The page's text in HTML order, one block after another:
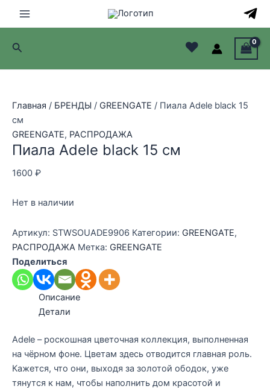
Main
Menu
Поиск ♥
Главная / БРЕНДЫ / GREENGATE / Пиала Adele black 15
см
GREENGATE, РАСПРОДАЖА
Пиала Adele black 15 см
1600 ₽
Нет в наличии
Артикул: STWSOUADE9906 Категории: GREENGATE,
РАСПРОДАЖА Метка: GREENGATE
Поделиться
Описание
Детали
Adele – роскошная цветочная коллекция, выполненная
на чёрном фоне. Цветам здесь отводится главная роль.
Кажется, что они, выходя за золотой ободок, уже
тянутся к нам, чтобы наполнить дом красотой и